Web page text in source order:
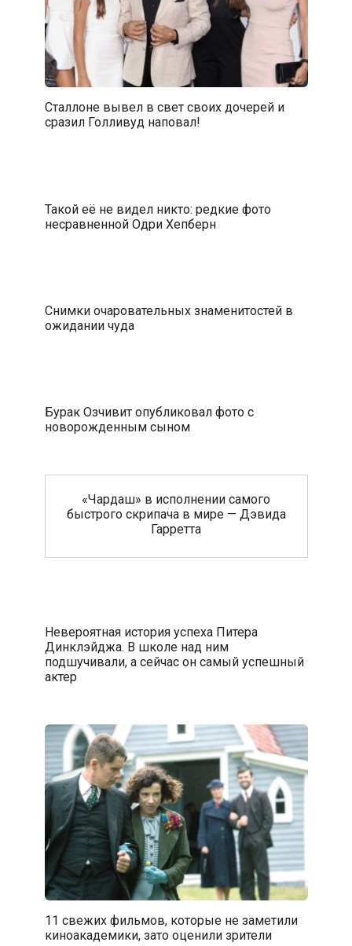
Сталлоне вывел в свет своих дочерей и
сразил Голливуд наповал!
Такой её не видел никто: редкие фото
несравненной Одри Хепберн
Снимки очаровательных знаменитостей в
ожидании чуда
Бурак Озчивит опубликовал фото с
новорожденным сыном
«Чардаш» в исполнении самого
быстрого скрипача в мире — Дэвида
Гарретта
Невероятная история успеха Питера
Динклэйджа. В школе над ним
подшучивали, а сейчас он самый успешный
актер
11 свежих фильмов, которые не заметили
киноакадемики, зато оценили зрители